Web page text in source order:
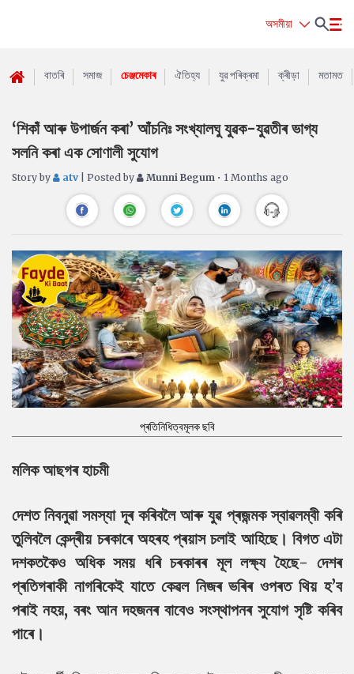
অসমীয়া
বাতৰি সমাজ চেঞ্জমেকাৰ ঐতিহ্য যুৱ পৰিক্ৰমা ক্ৰীড়া মতামত
‘শিকাঁ আৰু উপাৰ্জন কৰা’ আঁচনিঃ সংখ্যালঘু যুৱক-যুৱতীৰ ভাগ্য
সলনি কৰা এক সোণালী সুযোগ
Story by atv | Posted by Munni Begum • 1 Months ago
প্ৰতিনিধিত্বমূলক ছবি
মলিক আছগৰ হাচমী
দেশত নিবনুৱা সমস্যা দূৰ কৰিবলৈ আৰু যুৱ প্ৰজন্মক স্বাৱলম্বী কৰি
তুলিবলৈ কেন্দ্ৰীয় চৰকাৰে অহৰহ প্ৰয়াস চলাই আহিছে। বিগত এটা
দশকতকৈও অধিক সময় ধৰি চৰকাৰৰ মূল লক্ষ্য হৈছে- দেশৰ
প্ৰতিগৰাকী নাগৰিকেই যাতে কেৱল নিজৰ ভৰিৰ ওপৰত থিয় হ’ব
পৰাই নহয়, বৰং আন দহজনৰ বাবেও সংস্থাপনৰ সুযোগ সৃষ্টি কৰিব
পাৰে।